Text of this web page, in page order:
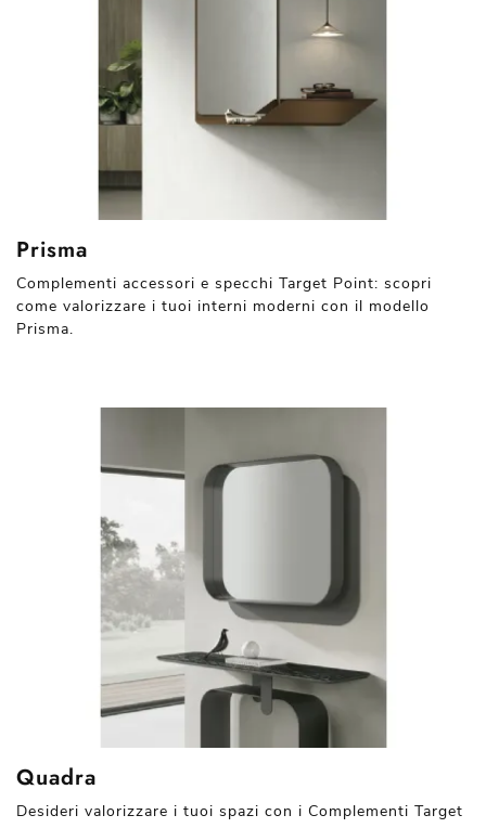
Prisma
Complementi accessori e specchi Target Point: scopri
come valorizzare i tuoi interni moderni con il modello
Prisma.
Quadra
Desideri valorizzare i tuoi spazi con i Complementi Target